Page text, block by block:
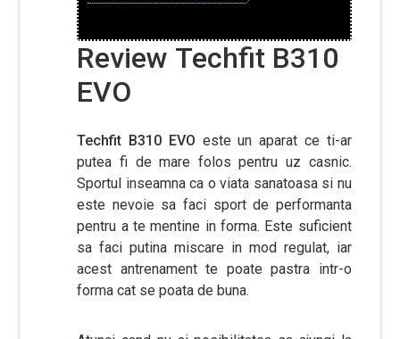
Review Techfit B310
EVO
Techfit B310 EVO este un aparat ce ti-ar
putea fi de mare folos pentru uz casnic.
Sportul inseamna ca o viata sanatoasa si nu
este nevoie sa faci sport de performanta
pentru a te mentine in forma. Este suficient
sa faci putina miscare in mod regulat, iar
acest antrenament te poate pastra intr-o
forma cat se poata de buna.